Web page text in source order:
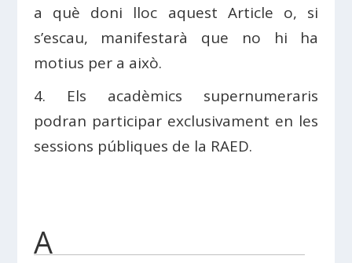
a què doni lloc aquest Article o, si
s’escau, manifestarà que no hi ha
motius per a això.
4. Els acadèmics supernumeraris
podran participar exclusivament en les
sessions públiques de la RAED.
A